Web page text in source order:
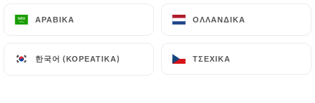
ΑΡΑΒΙΚΆ ΟΛΛΑΝΔΙΚΆ
한국어 (ΚΟΡΕΆΤΙΚΑ) ΤΣΈΧΙΚΑ
ΑΡΑΒΙΚΆ ΟΛΛΑΝΔΙΚΆ
한국어 (ΚΟΡΕΆΤΙΚΑ) ΤΣΈΧΙΚΑ